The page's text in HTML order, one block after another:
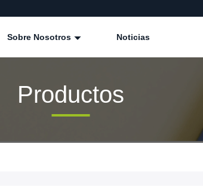
Sobre Nosotros Noticias
Productos